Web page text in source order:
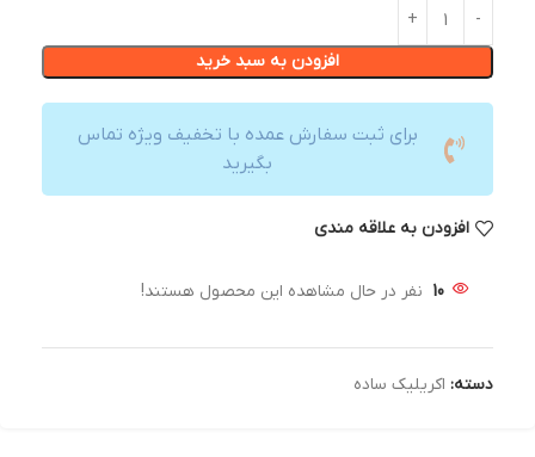
افزودن به سبد خرید
برای ثبت سفارش عمده با تخفیف ویژه تماس
بگیرید
افزودن به علاقه مندی
10 نفر در حال مشاهده این محصول هستند!
دسته: اکریلیک ساده